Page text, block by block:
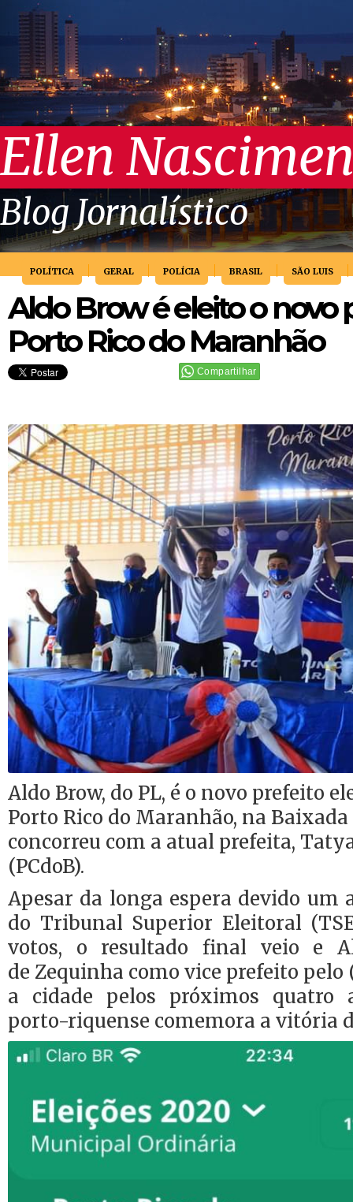
Ellen
Blog Jornalístico
POLÍTICA GERAL POLÍCIA BRASIL SÃO LUIS
Aldo Brow é eleito o novo
Porto Rico do Maranhão
Compartilhar
Aldo Brow, do PL, é o novo prefeito
Porto Rico do Maranhão, na
concorreu com a atual prefeita,
(PCdoB).
Apesar da longa espera devido um
do Tribunal Superior Eleitoral
votos, o resultado final veio e
de Zequinha como vice prefeito pelo
a cidade pelos próximos quatro
porto-riquense comemora a vitória